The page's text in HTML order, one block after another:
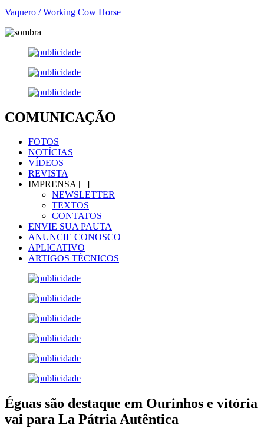
Vaquero / Working Cow Horse
COMUNICAÇÃO
FOTOS
NOTÍCIAS
VÍDEOS
REVISTA
IMPRENSA [+]
NEWSLETTER
TEXTOS
CONTATOS
ENVIE SUA PAUTA
ANUNCIE CONOSCO
APLICATIVO
ARTIGOS TÉCNICOS
Éguas são destaque em Ourinhos e vitória
vai para La Pátria Autêntica